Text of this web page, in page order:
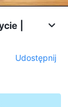
|
Udostępnij